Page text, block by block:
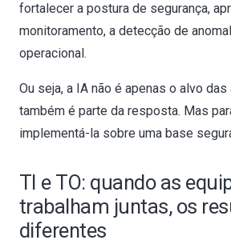
fortalecer a postura de segurança,
monitoramento, a detecção de
operacional.
Ou seja, a IA não é apenas o alvo
também é parte da resposta. Mas
implementá-la sobre uma base
TI e TO: quando as
trabalham juntas, os
diferentes